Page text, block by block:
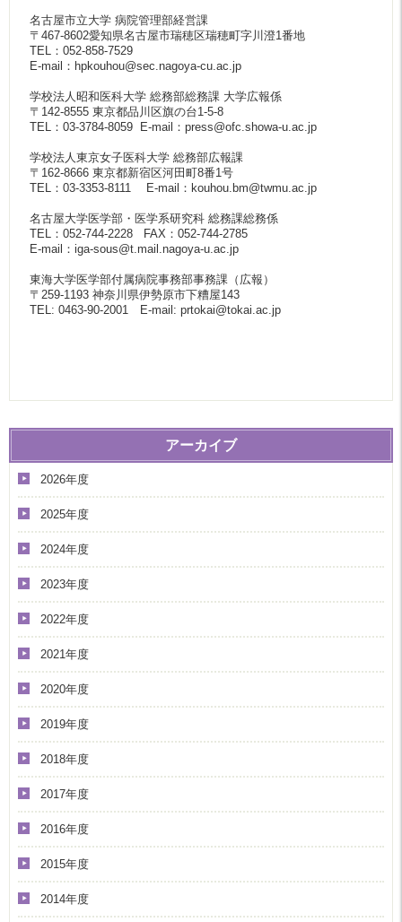
名古屋市立大学 病院管理部経営課
〒467-8602愛知県名古屋市瑞穂区瑞穂町字川澄1番地
TEL：052-858-7529
E-mail：hpkouhou@sec.nagoya-cu.ac.jp
学校法人昭和医科大学 総務部総務課 大学広報係
〒142-8555 東京都品川区旗の台1-5-8
TEL：03-3784-8059 E-mail：press@ofc.showa-u.ac.jp
学校法人東京女子医科大学 総務部広報課
〒162-8666 東京都新宿区河田町8番1号
TEL：03-3353-8111 E-mail：kouhou.bm@twmu.ac.jp
名古屋大学医学部・医学系研究科 総務課総務係
TEL：052-744-2228 FAX：052-744-2785
E-mail：iga-sous@t.mail.nagoya-u.ac.jp
東海大学医学部付属病院事務部事務課（広報）
〒259-1193 神奈川県伊勢原市下糟屋143
TEL: 0463-90-2001 E-mail: prtokai@tokai.ac.jp
アーカイブ
2026年度
2025年度
2024年度
2023年度
2022年度
2021年度
2020年度
2019年度
2018年度
2017年度
2016年度
2015年度
2014年度